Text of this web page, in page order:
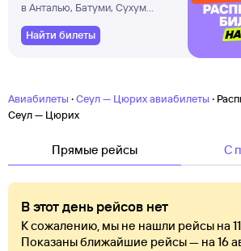
в Анталью, Батуми, Сухум
Найти билеты
Авиабилеты ·Сеул — Цюрих авиабилеты ·
Сеул — Цюрих
Прямые рейсы C
В этот день рейсов нет
К сожалению, мы не нашли рейсы на 11
Показаны ближайшие рейсы — на 16